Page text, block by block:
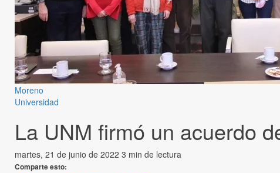
Moreno
Universidad
La UNM firmó un acuerdo
martes, 21 de junio de 2022 3 min de lectura
Comparte esto: